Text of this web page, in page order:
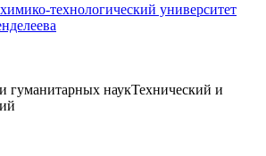
технологический университет
гуманитарных наукТехнический и